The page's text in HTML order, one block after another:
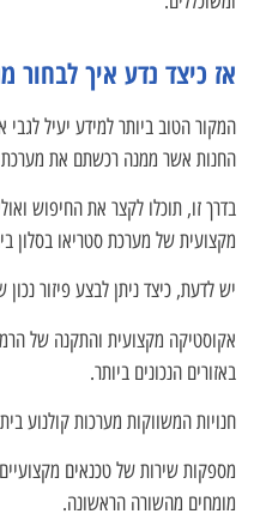
אז כיצד נדע איך לבחור
המקור הטוב ביותר למידע יעיל
החנות אשר ממנה רכשתם את מערכת
בדרך זו, תוכלו לקצר את החיפוש
מקצועית של מערכת סטריאו בסלון
יש לדעת, כיצד ניתן לבצע פיזור נכון
אקוסטיקה מקצועית והתקנה של
באזורים הנכונים ביותר.
חנויות המשווקות מערכות קולנוע
מספקות שירות של טכנאים
מומחים מהשורה הראשונה.